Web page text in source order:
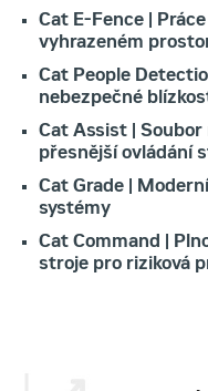
Cat E-Fence |
vyhrazeném
Cat People
nebezpečné
Cat Assist |
přesnější ovládání
Cat Grade |
systémy
Cat Command |
stroje pro riziková